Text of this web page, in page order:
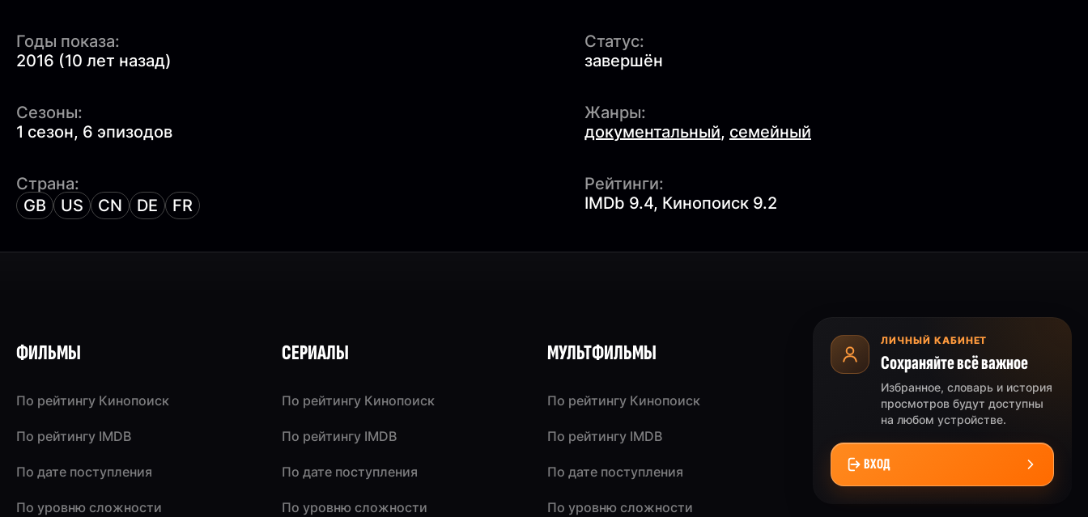
Годы показа:
2016 (10 лет назад)
Статус:
завершён
Сезоны:
1 сезон, 6 эпизодов
Жанры:
документальный, семейный
Страна:
GB
US CN DE FR
Рейтинги:
IMDb 9.4, Кинопоиск 9.2
ФИЛЬМЫ
По рейтингу Кинопоиск
По рейтингу IMDB
По дате поступления
По уровню сложности
СЕРИАЛЫ
По рейтингу Кинопоиск
По рейтингу IMDB
По дате поступления
По уровню сложности
МУЛЬТФИЛЬМЫ
По рейтингу Кинопоиск
По рейтингу IMDB
По дате поступления
По уровню сложности
ЛИЧНЫЙ КАБИНЕТ
Сохраняйте всё важное
Избранное, словарь и история
просмотров будут доступны
на любом устройстве.
ВХОД